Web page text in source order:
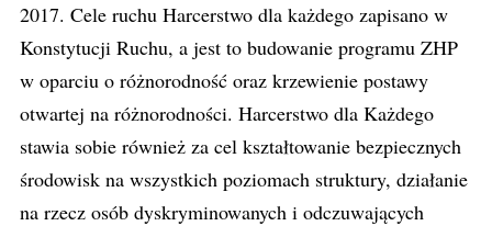
2017. Cele ruchu Harcerstwo dla każdego zapisano w
Konstytucji Ruchu, a jest to budowanie programu ZHP
w oparciu o różnorodność oraz krzewienie postawy
otwartej na różnorodności. Harcerstwo dla Każdego
stawia sobie również za cel kształtowanie bezpiecznych
środowisk na wszystkich poziomach struktury, działanie
na rzecz osób dyskryminowanych i odczuwających